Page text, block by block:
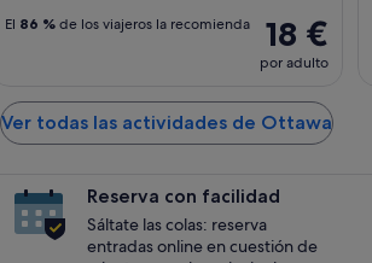
18 €
por adulto
El 86 % de los viajeros la recomienda
Ver todas las actividades de Ottawa
Reserva con facilidad
Sáltate las colas: reserva
entradas online en cuestión de